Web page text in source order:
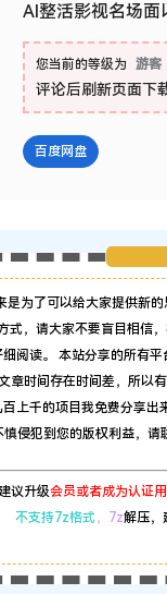
AI整活影视名场
您当前的等级为 游客
评论后刷新页面下
百度网盘
是为了可以给大家提供新
式，请大家不要盲目相信
阅读。 本站分享的所有
章时间存在时间差，所以
上千的项目我免费分享
慎侵犯到您的版权利益，
议升级会员或者成为认证
不支持7z格式 ，7z解压，